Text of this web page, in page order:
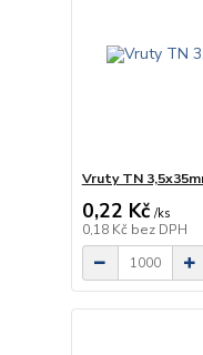
Vruty TN
0,22 Kč /ks
0,18 Kč bez DPH